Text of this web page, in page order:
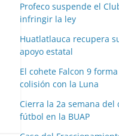
Profeco suspende el
infringir la ley
Huatlatlauca recupera
apoyo estatal
El cohete Falcon 9
colisión con la Luna
Cierra la 2a semana del
fútbol en la BUAP